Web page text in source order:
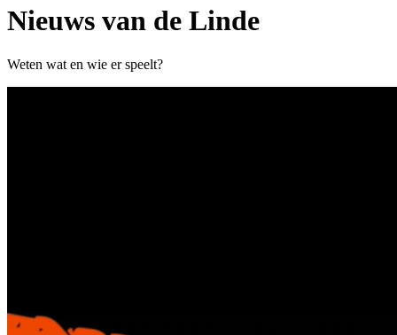
Nieuws van de Linde
Weten wat en wie er speelt?